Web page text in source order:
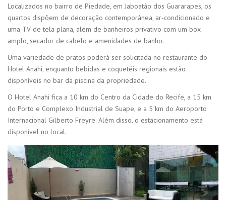
Localizados no bairro de Piedade, em Jaboatão dos Guararapes, os
quartos dispõem de decoração contemporânea, ar-condicionado e
uma TV de tela plana, além de banheiros privativo com um box
amplo, secador de cabelo e amenidades de banho.
Uma variedade de pratos poderá ser solicitada no restaurante do
Hotel Anahi, enquanto bebidas e coquetéis regionais estão
disponíveis no bar da piscina da propriedade.
O Hotel Anahi fica a 10 km do Centro da Cidade do Recife, a 15 km
do Porto e Complexo Industrial de Suape, e a 5 km do Aeroporto
Internacional Gilberto Freyre. Além disso, o estacionamento está
disponível no local.